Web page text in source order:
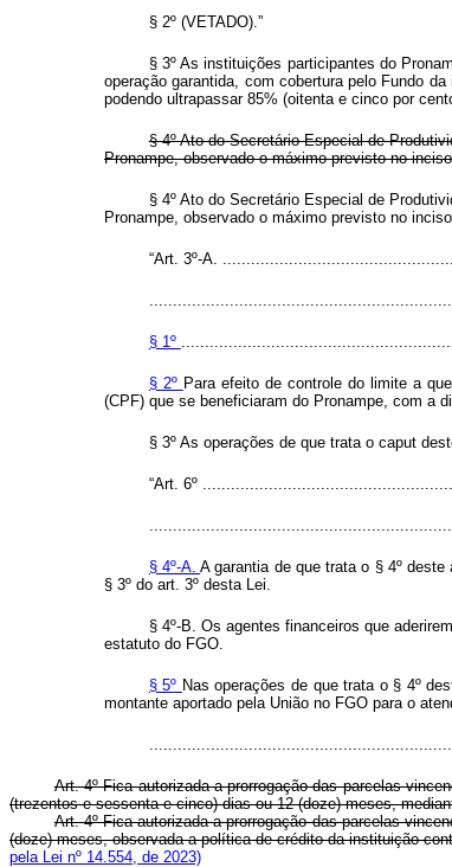
§ 2º (VETADO).”
§ 3º As instituições participantes do
operação garantida, com cobertura pelo Fundo
podendo ultrapassar 85% (oitenta e cinco por
§ 4º Ato do Secretário Especial de
Pronampe, observado o máximo previsto no
§ 4º Ato do Secretário Especial de
Pronampe, observado o máximo previsto no
“Art. 3º-A.
§ 1º
§ 2º Para efeito de controle do limite a
(CPF) que se beneficiaram do Pronampe, com a
§ 3º As operações de que trata o caput
“Art. 6º
§ 4º-A.A garantia de que trata o § 4º
§ 3º do art. 3º desta Lei.
§ 4º-B. Os agentes financeiros que
estatuto do FGO.
§ 5º Nas operações de que trata o § 4º
montante aportado pela União no FGO para o
Art. 4º Fica autorizada a prorrogação das parcelas
(trezentos e sessenta e cinco) dias ou 12 (doze) meses,
Art. 4º Fica autorizada a prorrogação das parcelas
(doze) meses, observada a política de crédito da instituição
pela Lei nº 14.554, de 2023)